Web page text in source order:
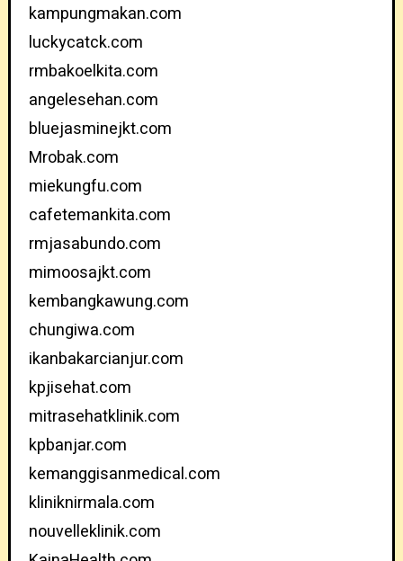
kampungmakan.com
luckycatck.com
rmbakoelkita.com
angelesehan.com
bluejasminejkt.com
Mrobak.com
miekungfu.com
cafetemankita.com
rmjasabundo.com
mimoosajkt.com
kembangkawung.com
chungiwa.com
ikanbakarcianjur.com
kpjisehat.com
mitrasehatklinik.com
kpbanjar.com
kemanggisanmedical.com
kliniknirmala.com
nouvelleklinik.com